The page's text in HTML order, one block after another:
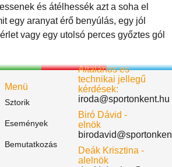
és átélhessék azt a soha el
egy aranyat érő benyúlás, egy jól
vagy egy utolsó perces győztes gól
Menü
Sztorik
Események
Bemutatkozás
Általános és
technikai jellegű
kérdések:
iroda@sportonkent.hu
Biró Dávid -
elnök
Deák Krisztina -
alelnök